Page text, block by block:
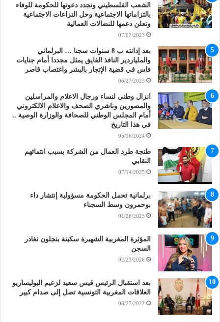
الشعب الفلسطيني وتجدد دعوتها للحكومة للوفاء
بالتزاماتها الاجتماعية وحل النزاعات الاجتماعية
وتعلن دعمها للنضالات العمالية
07/07/2023
بعد إدانته ب 8 سنوات سجنا … البرلماني
والملياردير النافذ الفايق يمثل مجددا أمام جنايات
فاس في قضية الإتجار بالبشر واغتصاب قاصر
06/27/2023
انزال وطني لنساء ورجال الاعلام والمراسلين
والمصورين وناشري الصحف والاعلام الالكتروني
أمام المجلس الوطني للصحافة والوزارة الوصية ..
في هذا التاريخ
05/16/2024
طنجة طرد العمال من الشركة بسبب انتمائهم
النقابي
07/14/2025
برلمانية تحمل الحكومة مسؤولية إنتشار داء
بوحمرون وسط السجناء
01/26/2025
المؤثرة المغربية الشهيرة سكينة بنجلون تغادر
السجن
02/23/2026
بعد استقبال الرئيس قيس سعيد لزعيم البوليساريو
العلاقات المغربية التونسية تصل إلى صدام كبير
08/27/2022